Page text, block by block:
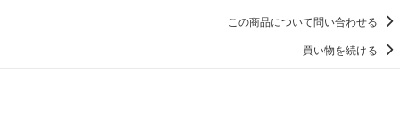
この商品について問い合わせる
買い物を続ける